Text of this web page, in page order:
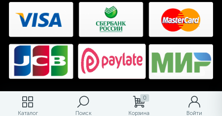
Каталог Поиск
0
Корзина Войти